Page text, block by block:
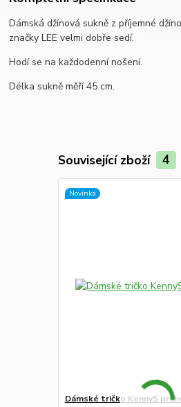
Dámská džínová sukně z příjemné
značky LEE velmi dobře sedí.
Hodí se na každodenní nošení.
Délka sukně měří 45 cm.
Související zboží 4
Novinka
Dámské tričko KennyS